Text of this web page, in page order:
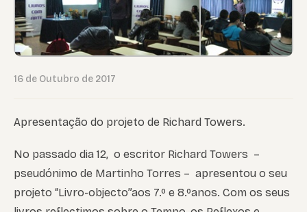
16 de Outubro de 2017
Apresentação do projeto de Richard Towers.
No passado dia 12, o escritor Richard Towers –
pseudónimo de Martinho Torres – apresentou o seu
projeto “Livro-objecto”aos 7.º e 8.ºanos. Com os seus